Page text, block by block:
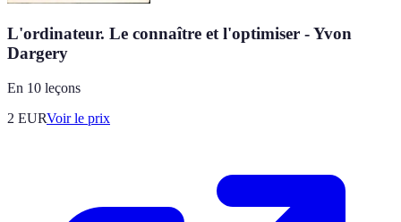
L'ordinateur. Le connaître et l'optimiser - Yvon
Dargery
En 10 leçons
2 EURVoir le prix